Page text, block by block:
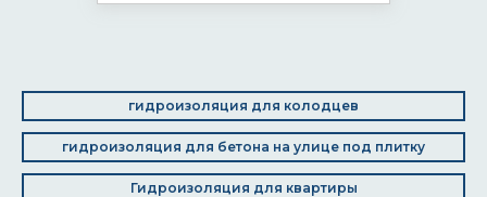
гидроизоляция для колодцев
гидроизоляция для бетона на улице под плитку
Гидроизоляция для квартиры